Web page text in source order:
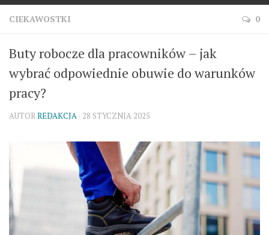
CIEKAWOSTKI 0
Buty robocze dla pracowników – jak
wybrać odpowiednie obuwie do warunków
pracy?
AUTORREDAKCJA · 28 STYCZNIA 2025